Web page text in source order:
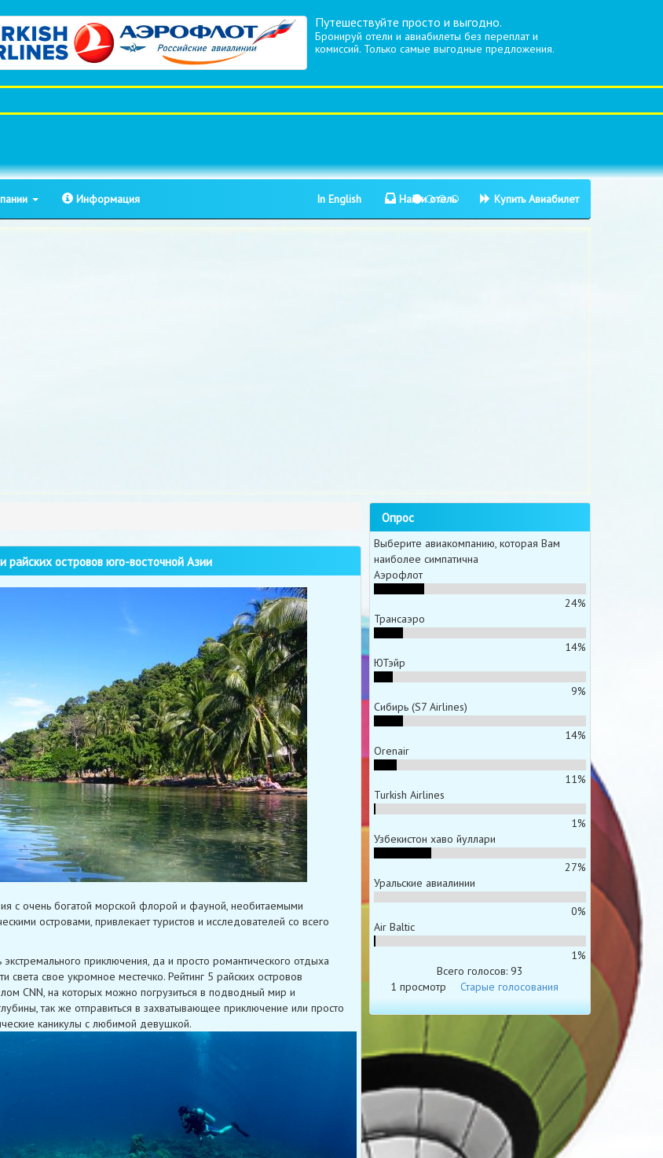
Путешествуйте просто и выгодно.
Бронируй отели и авиабилеты без переплат и
комиссий. Только самые выгодные предложения.
Информация In English Найти отель Купить Авиабилет
райских островов юго-восточной Азии
с очень богатой морской флорой и фауной, необитаемыми
островами, привлекает туристов и исследователей со всего
приключения, да и просто романтического отдыха
света свое укромное местечко. Рейтинг 5 райских островов
CNN, на которых можно погрузиться в подводный мир и
так же отправиться в захватывающее приключение или просто
каникулы с любимой девушкой.
Опрос
Выберите авиакомпанию, которая Вам
наиболее симпатична
Аэрофлот
24%
Трансаэро
14%
ЮТэйр
9%
Сибирь (S7 Airlines)
14%
Orenair
11%
Turkish Airlines
1%
Узбекистон хаво йуллари
27%
Уральские авиалинии
0%
Air Baltic
1%
Всего голосов: 93
1 просмотр
Старые голосования